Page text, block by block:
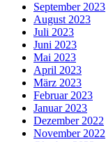
September 2023
August 2023
Juli 2023
Juni 2023
Mai 2023
April 2023
März 2023
Februar 2023
Januar 2023
Dezember 2022
November 2022